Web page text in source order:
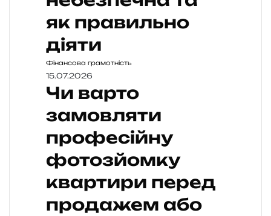
як правильно
діяти
Фінансова грамотність
15.07.2026
Чи варто
замовляти
професійну
фотозйомку
квартири перед
продажем або